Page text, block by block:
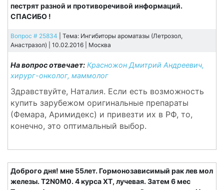
пестрят разной и противоречивой информаций.
СПАСИБО !
Вопрос # 25834 | Тема: Ингибиторы ароматазы (Летрозол,
Анастразол) | 10.02.2016 | Москва
На вопрос отвечает: Красножон Дмитрий Андреевич,
хирург-онколог, маммолог
Здравствуйте, Наталия. Если есть возможность
купить зарубежом оригинальные препараты
(Фемара, Аримидекс) и привезти их в РФ, то,
конечно, это оптимальный выбор.
Доброго дня! мне 55лет. Гормонозависимый рак лев мол
железы. T2N0M0. 4 курса ХТ, лучевая. Затем 6 мес